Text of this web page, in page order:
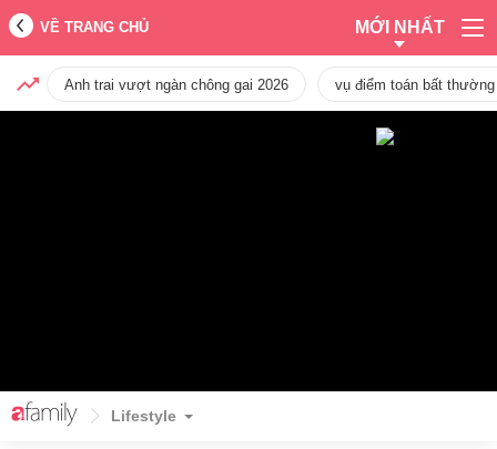
VỀ TRANG CHỦ MỚI NHẤT
Anh trai vượt ngàn chông gai 2026 vụ điểm toán bất
Lifestyle